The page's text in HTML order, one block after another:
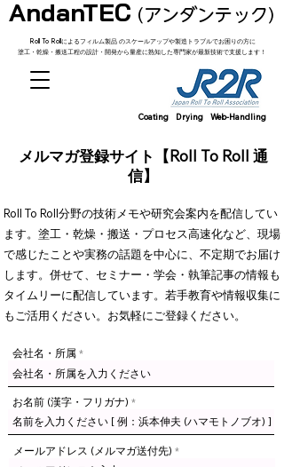
AndanTEC​ (アンダンテック)
Roll To Rollによるフィルム製品 のスケールアップや製造トラブルでお困りの方に
塗工・乾燥・搬送工程の設計・開発から量産に熟知した専門家が最新技術で支援します！
Coating Drying Web-Handling
メルマガ登録サイト【Roll To Roll 通
信】
Roll To Roll分野の技術メモや研究会案内を配信してい
ます。 塗工・乾燥・搬送・プロセス高速化など、現場
で感じたことや実務の話題を中心に、不定期でお届け
します。 併せて、セミナー・学会・執筆記事の情報も
タイムリーに配信しています。若手教育や情報収集に
もご活用ください。お気軽にご登録ください。
会社名・所属
お名前 (漢字・フリガナ)
メールアドレス (メルマガ送付先)